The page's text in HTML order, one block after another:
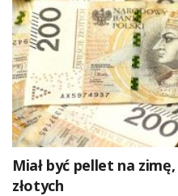
Miał być pellet na
złotych